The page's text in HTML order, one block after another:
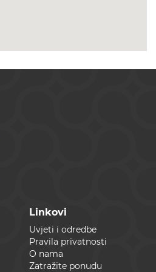
Linkovi
Uvjeti i odredbe
Pravila privatnosti
O nama
Zatražite ponudu